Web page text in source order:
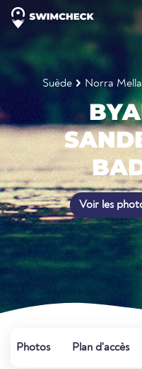
Suède Norra
Voir les
Photos Plan d'accès